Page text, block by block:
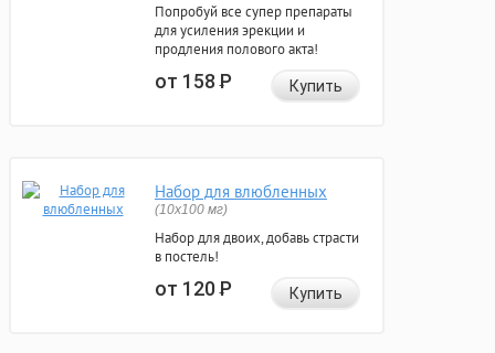
Попробуй все супер препараты
для усиления эрекции и
продления полового акта!
от 158Р Купить
Набор для влюбленных
(10х100 мг)
Набор для двоих, добавь страсти
в постель!
от 120Р Купить